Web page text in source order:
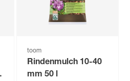
toom
Rindenmulch 10-40
mm 50 l